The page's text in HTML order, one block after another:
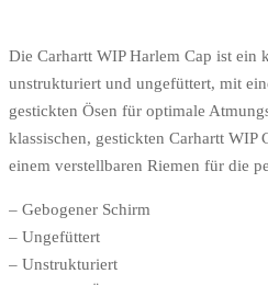
Die Carhartt WIP Harlem Cap ist ein
unstrukturiert und ungefüttert, mit
gestickten Ösen für optimale
klassischen, gestickten Carhartt WIP
einem verstellbaren Riemen für die
– Gebogener Schirm
– Ungefüttert
– Unstrukturiert